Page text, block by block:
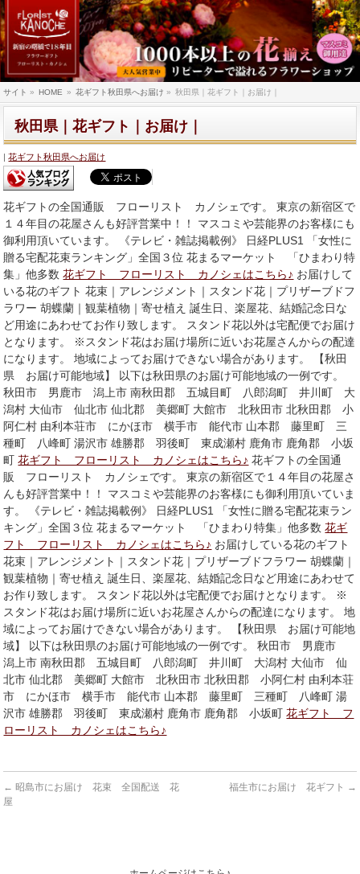
サイト » HOME » 花ギフト秋田県へお届け » 秋田県｜花ギフト｜お届け｜
秋田県｜花ギフト｜お届け｜
花ギフト秋田県へお届け
花ギフトの全国通販 フローリスト カノシェです。 東京の新宿区で
１４年目の花屋さんも好評営業中！！ マスコミや芸能界のお客様にも
御利用頂いています。 《テレビ・雑誌掲載例》 日経PLUS1 「女性に
贈る宅配花束ランキング」全国３位 花まるマーケット 「ひまわり特
集」他多数花ギフト フローリスト カノシェはこちら♪ お届けして
いる花のギフト 花束｜アレンジメント｜スタンド花｜プリザーブドフ
ラワー 胡蝶蘭｜観葉植物｜寄せ植え 誕生日、楽屋花、結婚記念日な
ど用途にあわせてお作り致します。 スタンド花以外は宅配便でお届け
となります。 ※スタンド花はお届け場所に近いお花屋さんからの配達
になります。 地域によってお届けできない場合があります。 【秋田
県 お届け可能地域】 以下は秋田県のお届け可能地域の一例です。
秋田市 男鹿市 潟上市 南秋田郡 五城目町 八郎潟町 井川町 大
潟村 大仙市 仙北市 仙北郡 美郷町 大館市 北秋田市 北秋田郡 小
阿仁村 由利本荘市 にかほ市 横手市 能代市 山本郡 藤里町 三
種町 八峰町 湯沢市 雄勝郡 羽後町 東成瀬村 鹿角市 鹿角郡 小坂
町花ギフト フローリスト カノシェはこちら♪ 花ギフトの全国通
販 フローリスト カノシェです。 東京の新宿区で１４年目の花屋さ
んも好評営業中！！ マスコミや芸能界のお客様にも御利用頂いていま
す。 《テレビ・雑誌掲載例》 日経PLUS1 「女性に贈る宅配花束ラン
キング」全国３位 花まるマーケット 「ひまわり特集」他多数花ギ
フト フローリスト カノシェはこちら♪ お届けしている花のギフト
花束｜アレンジメント｜スタンド花｜プリザーブドフラワー 胡蝶蘭｜
観葉植物｜寄せ植え 誕生日、楽屋花、結婚記念日など用途にあわせて
お作り致します。 スタンド花以外は宅配便でお届けとなります。 ※
スタンド花はお届け場所に近いお花屋さんからの配達になります。 地
域によってお届けできない場合があります。 【秋田県 お届け可能地
域】 以下は秋田県のお届け可能地域の一例です。 秋田市 男鹿市
潟上市 南秋田郡 五城目町 八郎潟町 井川町 大潟村 大仙市 仙
北市 仙北郡 美郷町 大館市 北秋田市 北秋田郡 小阿仁村 由利本荘
市 にかほ市 横手市 能代市 山本郡 藤里町 三種町 八峰町 湯
沢市 雄勝郡 羽後町 東成瀬村 鹿角市 鹿角郡 小坂町花ギフト フ
ローリスト カノシェはこちら♪
← 昭島市にお届け 花束 全国配送 花
屋
福生市にお届け 花ギフト →